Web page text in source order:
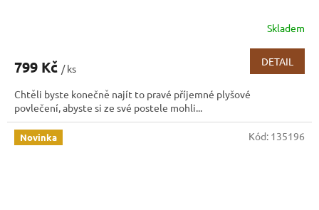
Skladem
799 Kč / ks
DETAIL
Chtěli byste konečně najít to pravé příjemné plyšové
povlečení, abyste si ze své postele mohli...
Novinka Kód: 135196